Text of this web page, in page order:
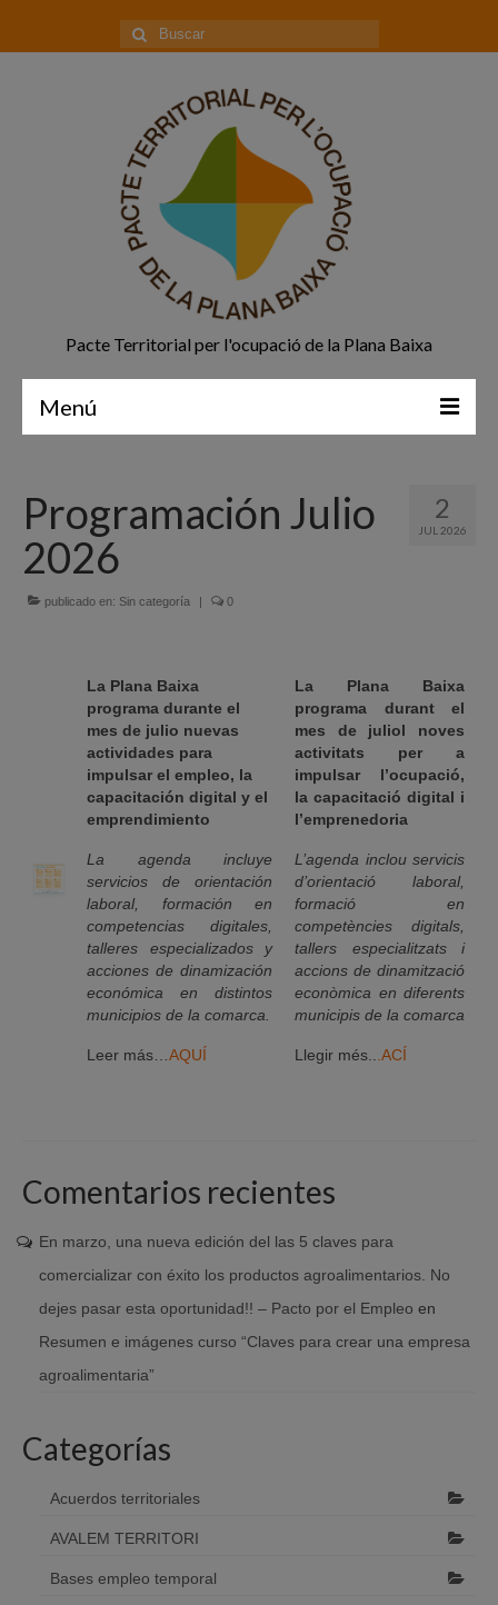
Buscar
por:
Pacte Territorial per l'ocupació de la Plana Baixa
Menú
Quiénes Somos
Programación
Proyectos finalizados
Sede Electrónica
Portal de empleo
Empleo Público
Buzón denuncias
Gastrofest
Información empresas incendio
2
JUL 2026
Programación Julio
2026
publicado en: Sin categoría | 0
La Plana Baixa
programa durante el
mes de julio nuevas
actividades para
impulsar el empleo, la
capacitación digital y el
emprendimiento
La agenda incluye
servicios de orientación
laboral, formación en
competencias digitales,
talleres especializados y
acciones de dinamización
económica en distintos
municipios de la comarca.
Leer más… AQUÍ
La Plana Baixa
programa durant el
mes de juliol noves
activitats per a
impulsar l’ocupació,
la capacitació digital i
l’emprenedoria
L’agenda inclou servicis
d’orientació laboral,
formació en
competències digitals,
tallers especialitzats i
accions de dinamització
econòmica en diferents
municipis de la comarca
Llegir més.. ACÍ
Comentarios recientes
En marzo, una nueva edición del las 5 claves para
comercializar con éxito los productos agroalimentarios. No
dejes pasar esta oportunidad!! – Pacto por el Empleo en
Resumen e imágenes curso “Claves para crear una empresa
agroalimentaria”
Categorías
Acuerdos territoriales
AVALEM TERRITORI
Bases empleo temporal